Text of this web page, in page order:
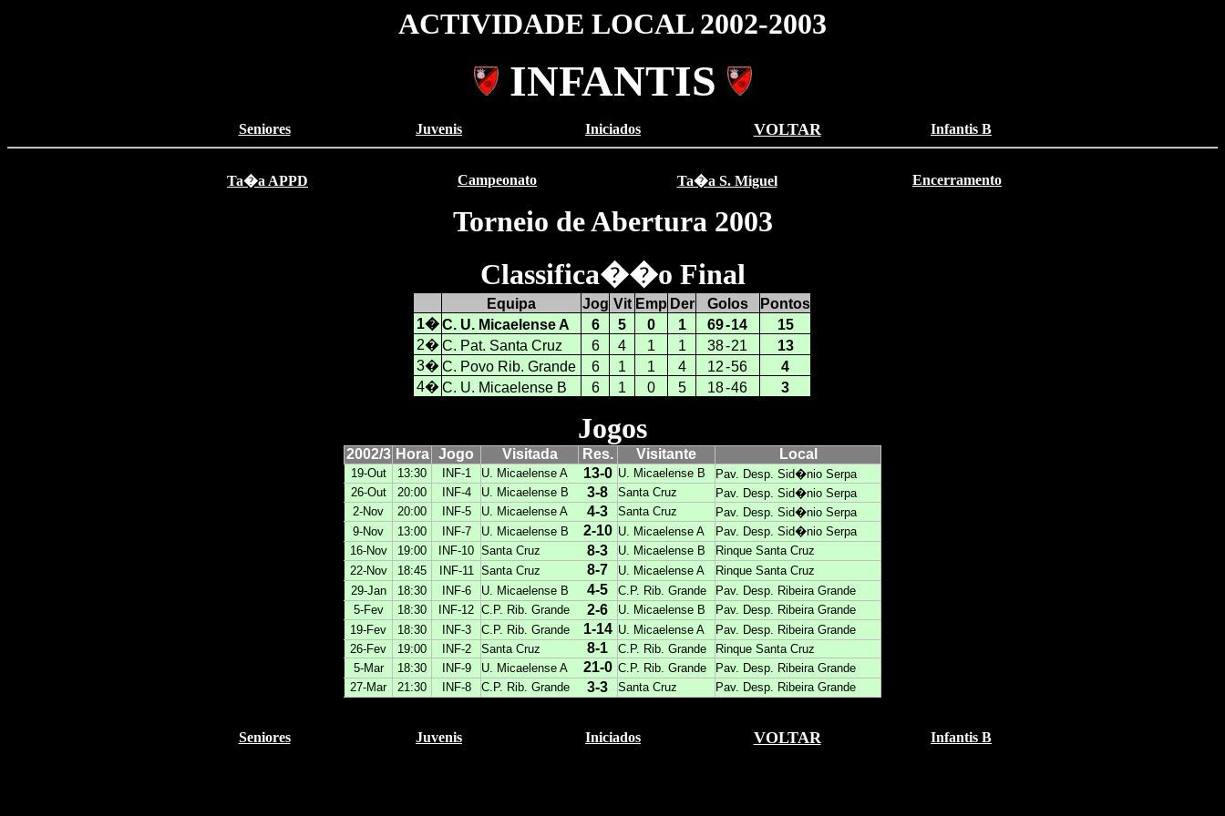
ACTIVIDADE LOCAL 2002-2003
INFANTIS
Seniores Juvenis Iniciados VOLTAR Infantis B
Ta�a APPD Campeonato Ta�a S. Miguel Encerramento
Torneio de Abertura 2003
Classifica��o Final
Equipa Jog Vit Emp Der Golos
Pontos
1� C. U. Micaelense A 6 5 0 1 69-14
15
2� C. Pat. Santa Cruz 6 4 1 1 38-21
13
3� C. Povo Rib. Grande 6 1 1 4 12-56
4
4� C. U. Micaelense B 6 1 0 5 18-46 3
Jogos
2002/3 Hora Jogo Visitada Res. Visitante Local
19-Out 13:30 INF-1 U. Micaelense A 13-0 U. Micaelense B
Pav. Desp. Sid�nio Serpa
26-Out
20:00 INF-4 U. Micaelense B 3-8 Santa Cruz
Pav. Desp. Sid�nio Serpa
2-Nov
20:00 INF-5 U. Micaelense A 4-3 Santa Cruz
Pav. Desp. Sid�nio Serpa
9-Nov
13:00 INF-7 U. Micaelense B 2-10 U. Micaelense A
Pav. Desp. Sid�nio Serpa
16-Nov
19:00 INF-10 Santa Cruz 8-3 U. Micaelense B
Rinque Santa Cruz
22-Nov
18:45 INF-11 Santa Cruz 8-7 U. Micaelense A
Rinque Santa Cruz
29-Jan
18:30 INF-6 U. Micaelense B 4-5 C.P. Rib. Grande
Pav. Desp. Ribeira Grande
5-Fev
18:30 INF-12 C.P. Rib. Grande 2-6 U. Micaelense B
Pav. Desp. Ribeira Grande
19-Fev
18:30 INF-3 C.P. Rib. Grande 1-14 U. Micaelense A
Pav. Desp. Ribeira Grande
26-Fev
19:00 INF-2 Santa Cruz 8-1 C.P. Rib. Grande
Rinque Santa Cruz
5-Mar
18:30 INF-9 U. Micaelense A 21-0 C.P. Rib. Grande
Pav. Desp. Ribeira Grande
27-Mar
21:30 INF-8 C.P. Rib. Grande 3-3 Santa Cruz Pav. Desp. Ribeira Grande
Seniores Juvenis Iniciados VOLTAR Infantis B